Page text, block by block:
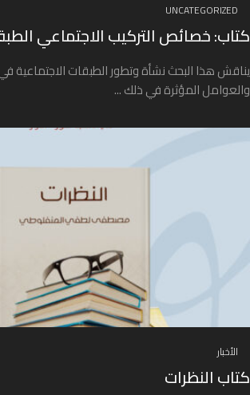
UNCATEGORIZED
كتاب: خصائص التركيب الاجتماعي
يناقش هذا البحث نشأة وتطور الطبقات الاجتماعية
والعوامل المؤثرة في ذلك ...
الأخبار
كتاب النظرات